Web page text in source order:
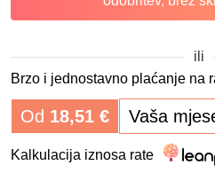
ili
Brzo i jednostavno plaćanje na
Od 18,51 € Vaša
Kalkulacija iznosa rate